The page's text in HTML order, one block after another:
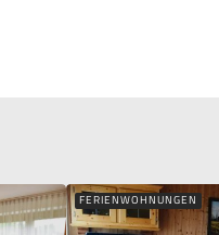
FERIENWOHNUNGEN